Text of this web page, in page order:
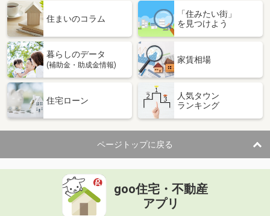
住まいのコラム
「住みたい街」
を見つけよう
暮らしのデータ
(補助金・助成金情報)
家賃相場
住宅ローン
人気タウン
ランキング
ページトップに戻る
goo住宅・不動産
アプリ